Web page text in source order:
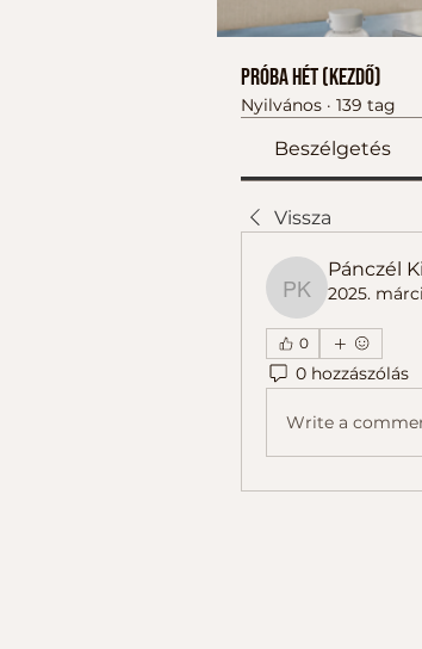
Próba hét (kezdő)
Nyilvános · 139 tag
Beszélgetés
Vissza
Pánczél
Pánczél
2025.
0
0 hozzászólás
Write a